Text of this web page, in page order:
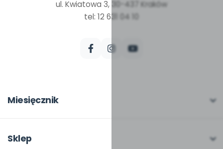
ul. Kwiatowa 3, 30-437 Kraków
tel: 12 631 04 10
Miesięcznik
W numerze
Sklep